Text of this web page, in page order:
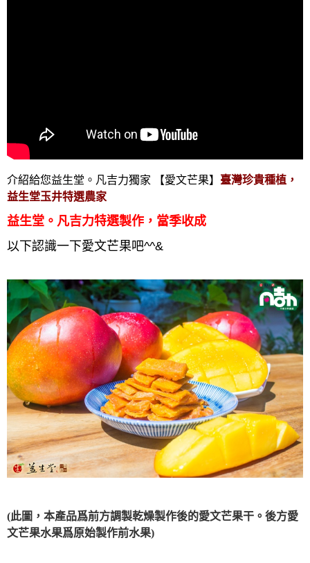
介紹給您益生堂。凡吉力獨家 【愛文芒果】 臺灣珍貴種植，
益生堂玉井特選農家
益生堂。凡吉力特選製作，當季收成
以下認識一下愛文芒果吧^^&
(此圖，本產品爲前方調製乾燥製作後的愛文芒果干。後方愛
文芒果水果爲原始製作前水果)